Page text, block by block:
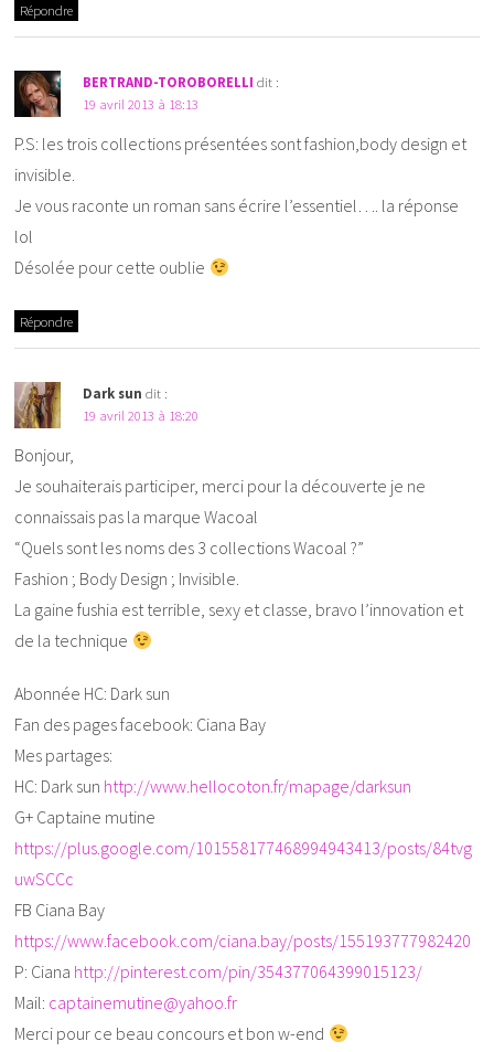
Répondre
BERTRAND-TOROBORELLI dit :
19 avril 2013 à 18:13
P.S: les trois collections présentées sont fashion,body design et
invisible.
Je vous raconte un roman sans écrire l’essentiel…. la réponse
lol
Désolée pour cette oublie
Répondre
Dark sun dit :
19 avril 2013 à 18:20
Bonjour,
Je souhaiterais participer, merci pour la découverte je ne
connaissais pas la marque Wacoal
“Quels sont les noms des 3 collections Wacoal ?”
Fashion ; Body Design ; Invisible.
La gaine fushia est terrible, sexy et classe, bravo l’innovation et
de la technique
Abonnée HC: Dark sun
Fan des pages facebook: Ciana Bay
Mes partages:
HC: Dark sun http://www.hellocoton.fr/mapage/darksun
G+ Captaine mutine
https://plus.google.com/101558177468994943413/posts/84tvg
uwSCCc
FB Ciana Bay
https://www.facebook.com/ciana.bay/posts/155193777982420
P: Ciana http://pinterest.com/pin/354377064399015123/
Mail: captainemutine@yahoo.fr
Merci pour ce beau concours et bon w-end